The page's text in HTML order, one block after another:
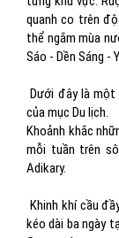
quanh co trên
thể ngắm mùa
Sáo - Dền Sáng -
Dưới đây là
của mục Du lịch.
Khoảnh khắc
mỗi tuần trên
Adikary.
Khinh khí cầu
kéo dài ba ngày